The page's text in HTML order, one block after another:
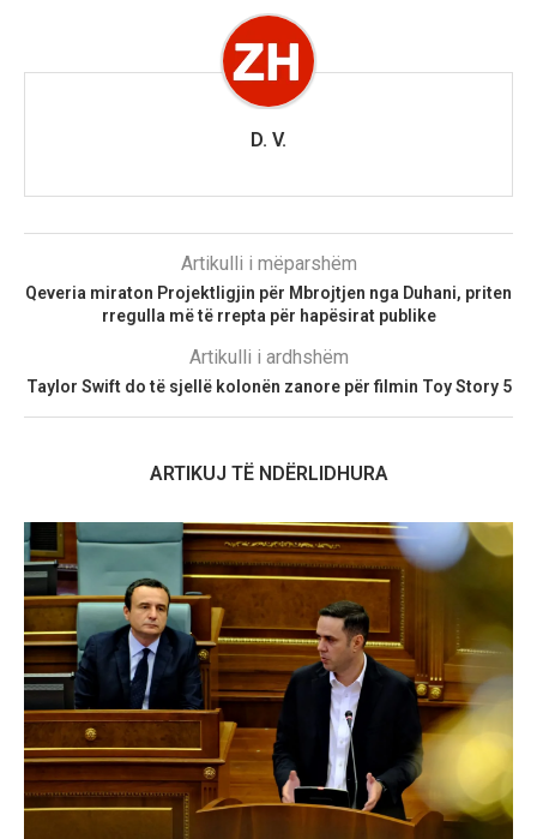
D. V.
Artikulli i mëparshëm
Qeveria miraton Projektligjin për Mbrojtjen nga Duhani, priten
rregulla më të rrepta për hapësirat publike
Artikulli i ardhshëm
Taylor Swift do të sjellë kolonën zanore për filmin Toy Story 5
ARTIKUJ TË NDËRLIDHURA